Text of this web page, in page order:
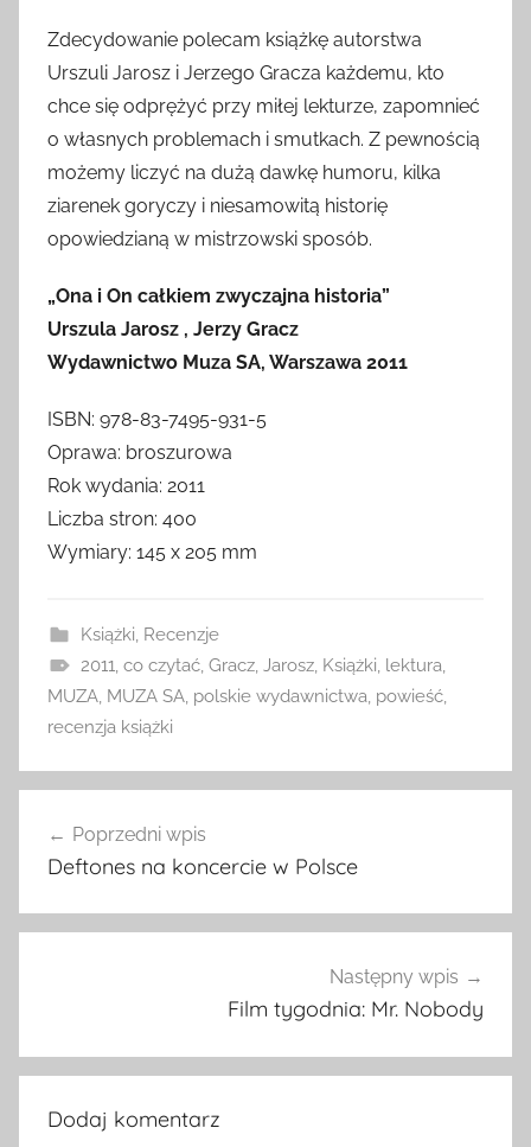
Zdecydowanie polecam książkę autorstwa
Urszuli Jarosz i Jerzego Gracza każdemu, kto
chce się odprężyć przy miłej lekturze, zapomnieć
o własnych problemach i smutkach. Z pewnością
możemy liczyć na dużą dawkę humoru, kilka
ziarenek goryczy i niesamowitą historię
opowiedzianą w mistrzowski sposób.
„Ona i On całkiem zwyczajna historia”
Urszula Jarosz , Jerzy Gracz
Wydawnictwo Muza SA, Warszawa 2011
ISBN: 978-83-7495-931-5
Oprawa: broszurowa
Rok wydania: 2011
Liczba stron: 400
Wymiary: 145 x 205 mm
Książki Recenzje
2011 co czytać, Gracz, Jarosz, Książki lektura
MUZA MUZA SA polskie wydawnictwa powieść
recenzja książki
wpisu
Poprzedni wpis
Deftones na koncercie w Polsce
Następny wpis
Film tygodnia: Mr. Nobody
Dodaj komentarz